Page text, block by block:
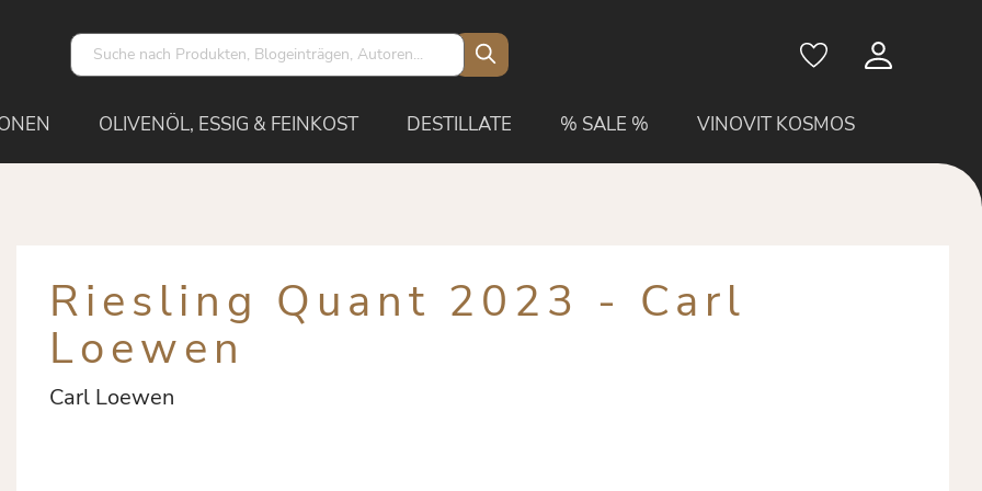
OLIVENÖL, ESSIG & FEINKOST DESTILLATE % SALE % VINOVIT KOSMOS
Riesling Quant 2023 - Carl
Loewen
Carl Loewen